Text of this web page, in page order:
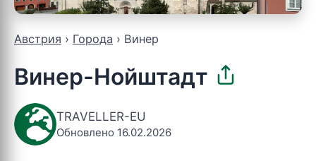
Австрия Города Винер
Винер-Нойштадт
TRAVELLER-EU
Обновлено 16.02.2026